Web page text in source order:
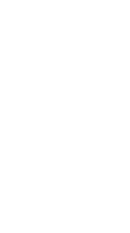
Панели И Их
Под Ключ: От Мечты
Сэндвич-Панелей
На
Эффект,
Отзывы И Что Это Такое?
Применение И
И Возможные
Автомобилю
Важные Аспекты
Блоков